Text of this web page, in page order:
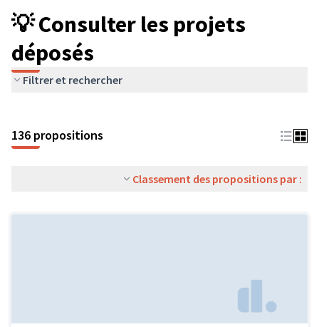
💡 Consulter les projets
déposés
Filtrer et rechercher
136 propositions
Classement des propositions par :